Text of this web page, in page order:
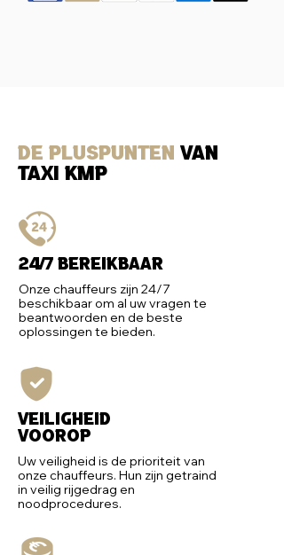
De Pluspunten van
Taxi KMP
24/7 bereikbaar
Onze chauffeurs zijn 24/7
beschikbaar om al uw vragen te
beantwoorden en de beste
oplossingen te bieden.
Veiligheid
voorop
Uw veiligheid is de prioriteit van
onze chauffeurs. Hun zijn getraind
in veilig rijgedrag en
noodprocedures.